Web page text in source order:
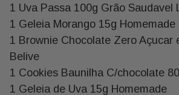
1 Uva Passa 100g Grão Saudavel
1 Geleia Morango 15g Homemade
1 Brownie Chocolate Zero Açucar
Belive
1 Cookies Baunilha C/chocolate
1 Geleia de Uva 15g Homemade